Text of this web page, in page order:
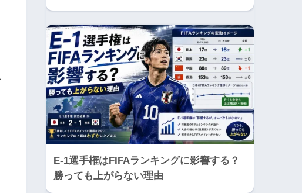
E-1選手権はFIFAランキングに影響する？
勝っても上がらない理由